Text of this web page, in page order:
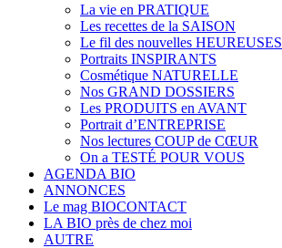
La vie en PRATIQUE
Les recettes de la SAISON
Le fil des nouvelles HEUREUSES
Portraits INSPIRANTS
Cosmétique NATURELLE
Nos GRAND DOSSIERS
Les PRODUITS en AVANT
Portrait d’ENTREPRISE
Nos lectures COUP de CŒUR
On a TESTÉ POUR VOUS
AGENDA BIO
ANNONCES
Le mag BIOCONTACT
LA BIO près de chez moi
AUTRE